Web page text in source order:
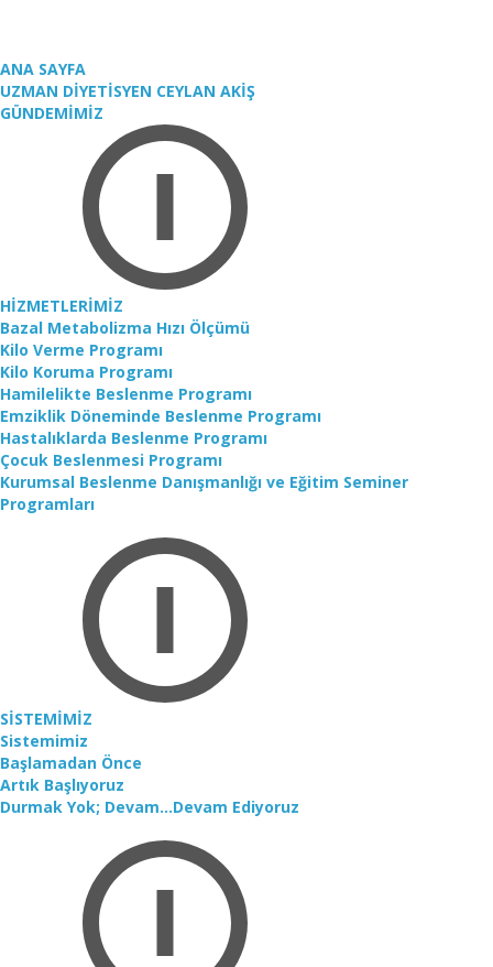
ANA SAYFA
UZMAN DİYETİSYEN CEYLAN AKİŞ
GÜNDEMİMİZ
HİZMETLERİMİZ
Bazal Metabolizma Hızı Ölçümü
Kilo Verme Programı
Kilo Koruma Programı
Hamilelikte Beslenme Programı
Emziklik Döneminde Beslenme Programı
Hastalıklarda Beslenme Programı
Çocuk Beslenmesi Programı
Kurumsal Beslenme Danışmanlığı ve Eğitim Seminer
Programları
SİSTEMİMİZ
Sistemimiz
Başlamadan Önce
Artık Başlıyoruz
Durmak Yok; Devam...Devam Ediyoruz